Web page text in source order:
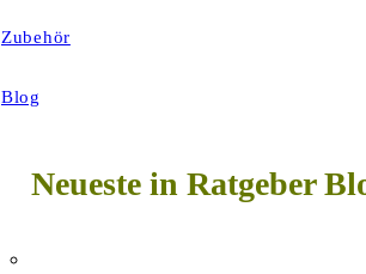
Zubehör
Blog
Neueste in Ratgeber